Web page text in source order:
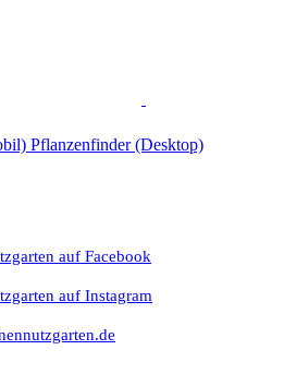
Pflanzenfinder (Desktop)
auf Facebook
auf Instagram